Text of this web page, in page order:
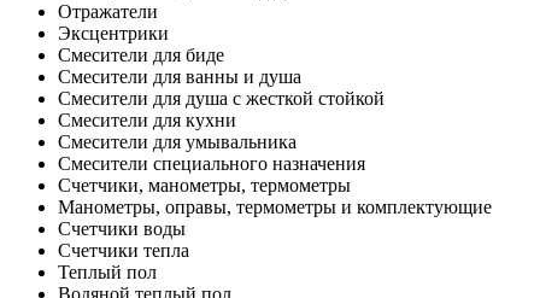
Отражатели
Эксцентрики
Смесители для биде
Смесители для ванны и душа
Смесители для душа с жесткой стойкой
Смесители для кухни
Смесители для умывальника
Смесители специального назначения
Счетчики, манометры, термометры
Манометры, оправы, термометры и комплектующие
Счетчики воды
Счетчики тепла
Теплый пол
Водяной теплый пол